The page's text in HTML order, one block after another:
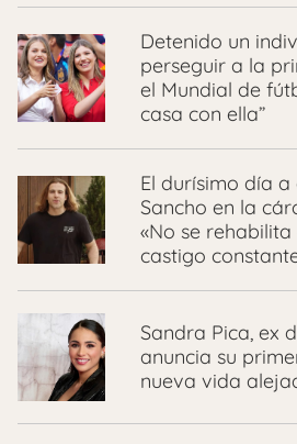
Detenido un
perseguir a la
el Mundial de
casa con ella”
El durísimo día
Sancho en la
«No se rehabilita
castigo
Sandra Pica, ex
anuncia su
nueva vida